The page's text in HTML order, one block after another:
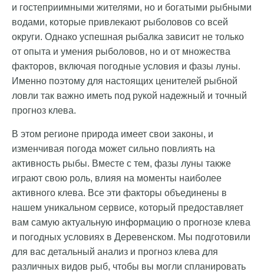
и гостеприимными жителями, но и богатыми рыбными
водами, которые привлекают рыболовов со всей
округи. Однако успешная рыбалка зависит не только
от опыта и умения рыболовов, но и от множества
факторов, включая погодные условия и фазы луны.
Именно поэтому для настоящих ценителей рыбной
ловли так важно иметь под рукой надежный и точный
прогноз клева.
В этом регионе природа имеет свои законы, и
изменчивая погода может сильно повлиять на
активность рыбы. Вместе с тем, фазы луны также
играют свою роль, влияя на моменты наиболее
активного клева. Все эти факторы объединены в
нашем уникальном сервисе, который предоставляет
вам самую актуальную информацию о прогнозе клева
и погодных условиях в Деревенском. Мы подготовили
для вас детальный анализ и прогноз клева для
различных видов рыб, чтобы вы могли спланировать